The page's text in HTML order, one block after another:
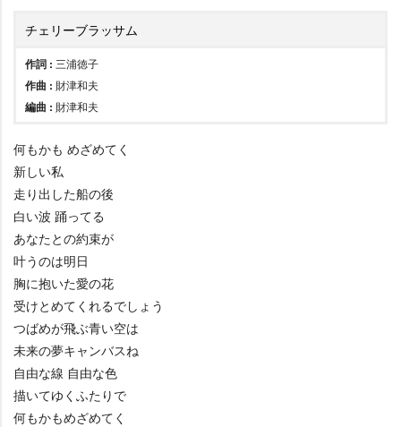
チェリーブラッサム
作詞 : 三浦徳子
作曲 : 財津和夫
編曲 : 財津和夫
何もかも めざめてく
新しい私
走り出した船の後
白い波 踊ってる
あなたとの約束が
叶うのは明日
胸に抱いた愛の花
受けとめてくれるでしょう
つばめが飛ぶ青い空は
未来の夢キャンバスね
自由な線 自由な色
描いてゆくふたりで
何もかもめざめてく